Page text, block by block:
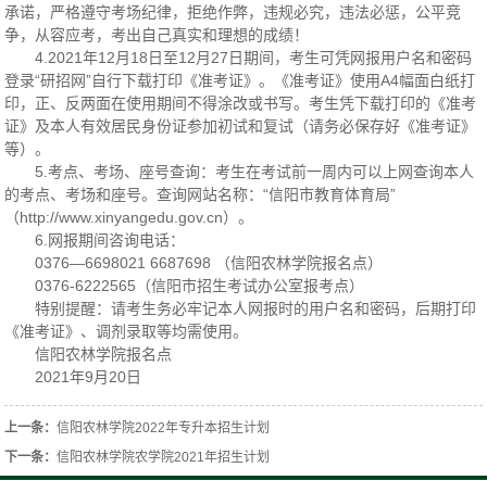
承诺，严格遵守考场纪律，拒绝作弊，违规必究，违法必惩，公平竞
争，从容应考，考出自己真实和理想的成绩！
4.2021年12月18日至12月27日期间，考生可凭网报用户名和密码
登录“研招网”自行下载打印《准考证》。《准考证》使用A4幅面白纸打
印，正、反两面在使用期间不得涂改或书写。考生凭下载打印的《准考
证》及本人有效居民身份证参加初试和复试（请务必保存好《准考证》
等）。
5.考点、考场、座号查询：考生在考试前一周内可以上网查询本人
的考点、考场和座号。查询网站名称：“信阳市教育体育局”
（http://www.xinyangedu.gov.cn）。
6.网报期间咨询电话：
0376—6698021 6687698 （信阳农林学院报名点）
0376-6222565（信阳市招生考试办公室报考点）
特别提醒：请考生务必牢记本人网报时的用户名和密码，后期打印
《准考证》、调剂录取等均需使用。
信阳农林学院报名点
2021年9月20日
上一条：信阳农林学院2022年专升本招生计划
下一条：信阳农林学院农学院2021年招生计划